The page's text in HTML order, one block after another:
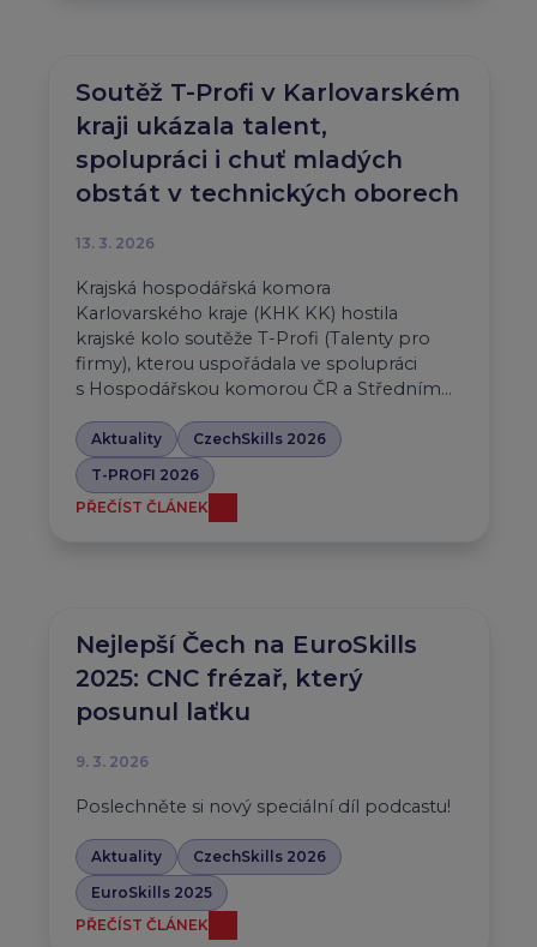
Soutěž T-Profi v Karlovarském
kraji ukázala talent,
spolupráci i chuť mladých
obstát v technických oborech
13. 3. 2026
Krajská hospodářská komora
Karlovarského kraje (KHK KK) hostila
krajské kolo soutěže T-Profi (Talenty pro
firmy), kterou uspořádala ve spolupráci
s Hospodářskou komorou ČR a Středním…
Aktuality
CzechSkills 2026
T-PROFI 2026
PŘEČÍST ČLÁNEK
Nejlepší Čech na EuroSkills
2025: CNC frézař, který
posunul laťku
9. 3. 2026
Poslechněte si nový speciální díl podcastu!
Aktuality
CzechSkills 2026
EuroSkills 2025
PŘEČÍST ČLÁNEK